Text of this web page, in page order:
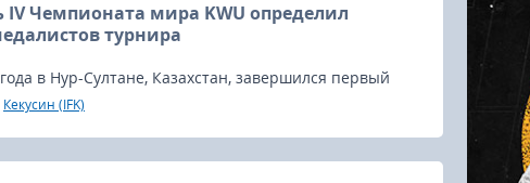
Чемпионата мира KWU определил
турнира
в Нур-Султане, Казахстан, завершился первый
мира KWU.
Кекусин (IFK)